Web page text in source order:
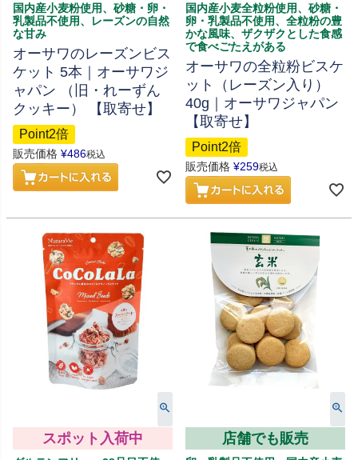
国内産小麦粉使用、砂糖・卵・
乳製品不使用、レーズンの自然
な甘み
オーサワのレーズンビス
ケット 5本｜オーサワジ
ャパン （旧・れーずん
クッキー） 【取寄せ】
Point2倍
販売価格 ¥486税込
国内産小麦全粒粉使用、砂糖・
卵・乳製品不使用、全粒粉の豊
かな風味、ザクザクとした食感
で食べごたえがある
オーサワの全粒粉ビスケ
ット（レーズン入り）
40g｜オーサワジャパン
【取寄せ】
Point2倍
販売価格 ¥259税込
スポット入荷中 店舗でも販売